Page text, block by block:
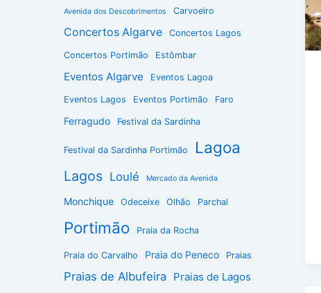
Avenida dos Descobrimentos Carvoeiro
Concertos Algarve Concertos Lagos
Concertos Portimão Estômbar
Eventos Algarve Eventos Lagoa
Eventos Lagos Eventos Portimão Faro
Ferragudo Festival da Sardinha
Festival da Sardinha Portimão Lagoa
Lagos Loulé Mercado da Avenida
Monchique Odeceixe Olhão Parchal
Portimão Praia da Rocha
Praia do Carvalho Praia do Peneco Praias
Praias de Albufeira Praias de Lagos